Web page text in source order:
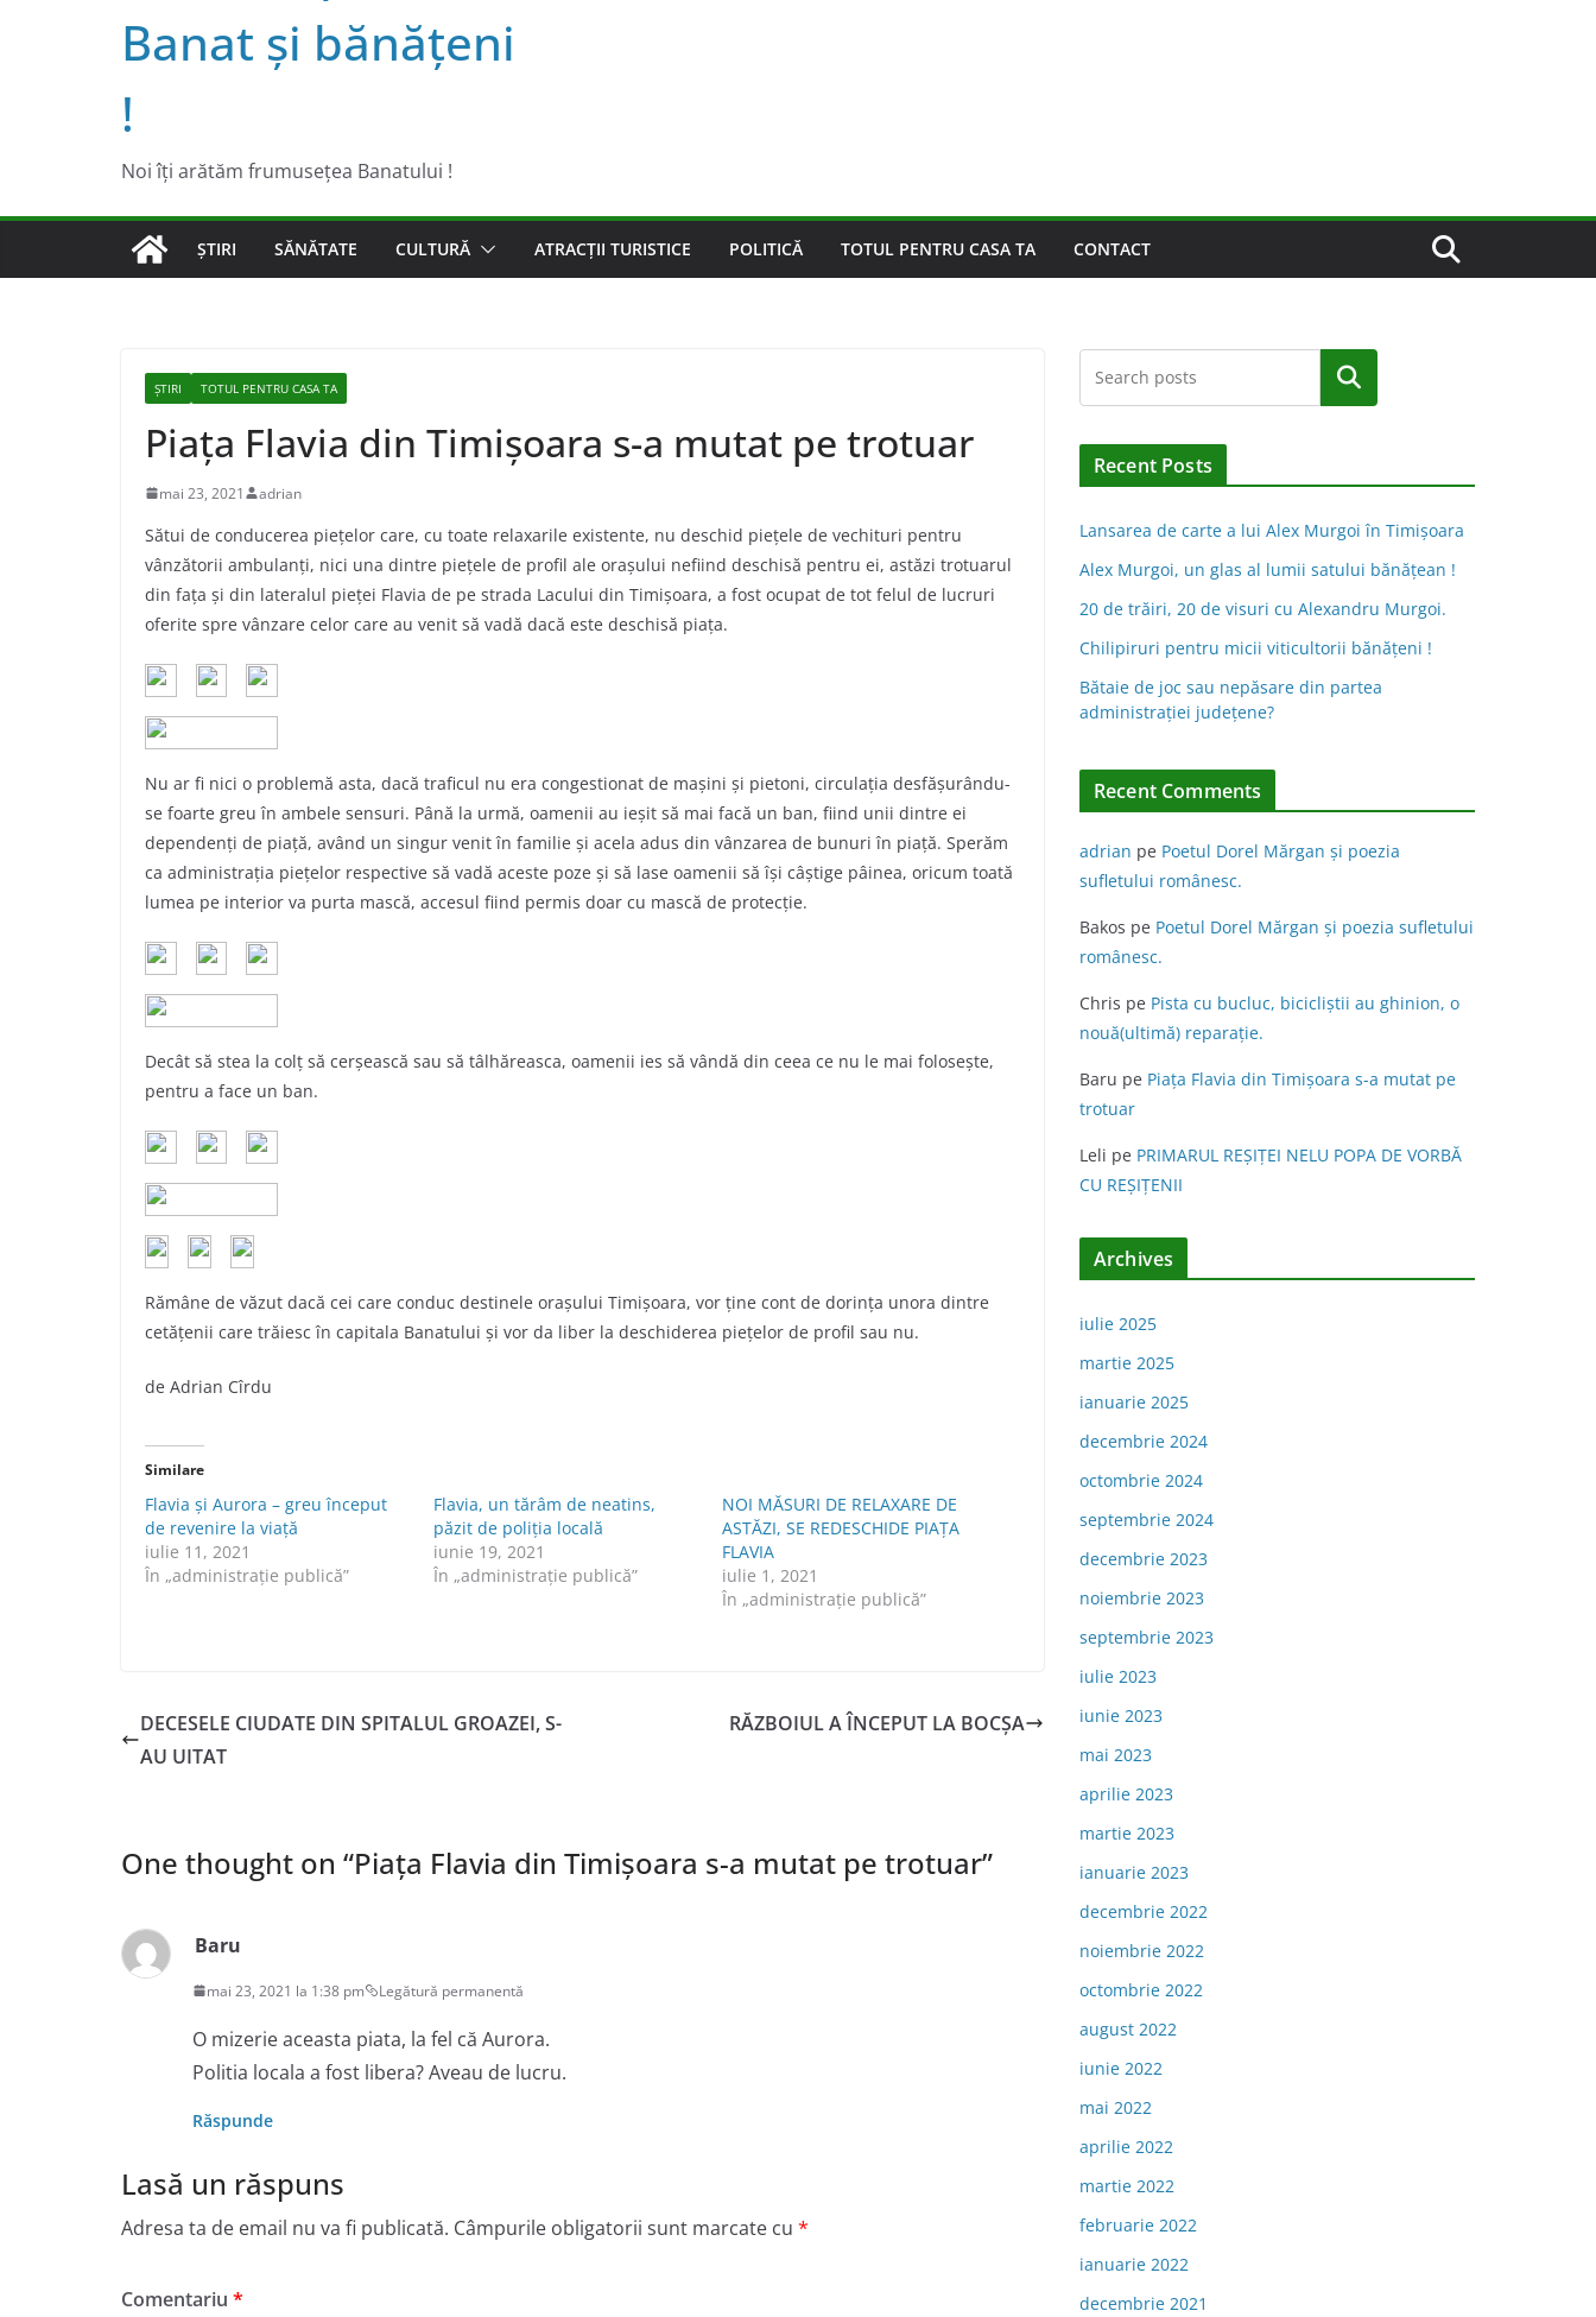
Banat şi bănăţeni
!
Noi îţi arătăm frumuseţea Banatului !
ȘTIRI SĂNĂTATE CULTURĂ ATRACȚII TURISTICE POLITICĂ TOTUL PENTRU CASA TA CONTACT
ȘTIRI TOTUL PENTRU CASA TA
Piața Flavia din Timişoara s-a mutat pe trotuar
mai 23, 2021 adrian
Sătui de conducerea piețelor care, cu toate relaxarile existente, nu deschid piețele de vechituri pentru
vânzătorii ambulanți, nici una dintre piețele de profil ale orașului nefiind deschisă pentru ei, astăzi trotuarul
din fața și din lateralul pieței Flavia de pe strada Lacului din Timişoara, a fost ocupat de tot felul de lucruri
oferite spre vânzare celor care au venit să vadă dacă este deschisă piața.
Nu ar fi nici o problemă asta, dacă traficul nu era congestionat de mașini și pietoni, circulația desfășurându-
se foarte greu în ambele sensuri. Până la urmă, oamenii au ieșit să mai facă un ban, fiind unii dintre ei
dependenţi de piaţă, având un singur venit în familie şi acela adus din vânzarea de bunuri în piață. Sperăm
ca administrația piețelor respective să vadă aceste poze și să lase oamenii să își câștige pâinea, oricum toată
lumea pe interior va purta mască, accesul fiind permis doar cu mască de protecție.
Decât să stea la colț să cerșească sau să tâlhăreasca, oamenii ies să vândă din ceea ce nu le mai folosește,
pentru a face un ban.
Rămâne de văzut dacă cei care conduc destinele oraşului Timişoara, vor ţine cont de dorinţa unora dintre
cetăţenii care trăiesc în capitala Banatului şi vor da liber la deschiderea pieţelor de profil sau nu.
de Adrian Cîrdu
Similare
Flavia și Aurora – greu început
de revenire la viață
iulie 11, 2021
În „administraţie publică”
Flavia, un tărâm de neatins,
păzit de poliția locală
iunie 19, 2021
În „administraţie publică”
NOI MĂSURI DE RELAXARE DE
ASTĂZI, SE REDESCHIDE PIAȚA
FLAVIA
iulie 1, 2021
În „administraţie publică”
DECESELE CIUDATE DIN SPITALUL GROAZEI, S-
AU UITAT
RĂZBOIUL A ÎNCEPUT LA BOCŞA
One thought on “Piața Flavia din Timişoara s-a mutat pe trotuar”
Baru
mai 23, 2021 la 1:38 pm Legătură permanentă
O mizerie aceasta piata, la fel că Aurora.
Politia locala a fost libera? Aveau de lucru.
Răspunde
Lasă un răspuns
Adresa ta de email nu va fi publicată. Câmpurile obligatorii sunt marcate cu *
Comentariu *
Caută
Recent Posts
Lansarea de carte a lui Alex Murgoi în Timișoara
Alex Murgoi, un glas al lumii satului bănățean !
20 de trăiri, 20 de visuri cu Alexandru Murgoi.
Chilipiruri pentru micii viticultorii bănăţeni !
Bătaie de joc sau nepăsare din partea
administraţiei judeţene?
Recent Comments
adrian pe Poetul Dorel Mărgan şi poezia
sufletului românesc.
Bakos pe Poetul Dorel Mărgan şi poezia sufletului
românesc.
Chris pe Pista cu bucluc, bicicliștii au ghinion, o
nouă(ultimă) reparație.
Baru pe Piața Flavia din Timişoara s-a mutat pe
trotuar
Leli pe PRIMARUL REŞIŢEI NELU POPA DE VORBĂ
CU REŞIŢENII
Archives
iulie 2025
martie 2025
ianuarie 2025
decembrie 2024
octombrie 2024
septembrie 2024
decembrie 2023
noiembrie 2023
septembrie 2023
iulie 2023
iunie 2023
mai 2023
aprilie 2023
martie 2023
ianuarie 2023
decembrie 2022
noiembrie 2022
octombrie 2022
august 2022
iunie 2022
mai 2022
aprilie 2022
martie 2022
februarie 2022
ianuarie 2022
decembrie 2021